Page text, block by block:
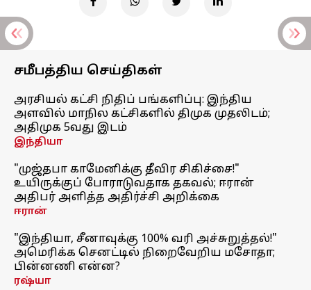
சமீபத்திய செய்திகள்
அரசியல் கட்சி நிதிப் பங்களிப்பு: இந்திய
அளவில் மாநில கட்சிகளில் திமுக முதலிடம்;
அதிமுக 5வது இடம்
இந்தியா
"முஜ்தபா காமேனிக்கு தீவிர சிகிச்சை!"
உயிருக்குப் போராடுவதாக தகவல்; ஈரான்
அதிபர் அளித்த அதிர்ச்சி அறிக்கை
ஈரான்
"இந்தியா, சீனாவுக்கு 100% வரி அச்சுறுத்தல்!"
அமெரிக்க செனட்டில் நிறைவேறிய மசோதா;
பின்னணி என்ன?
ரஷ்யா